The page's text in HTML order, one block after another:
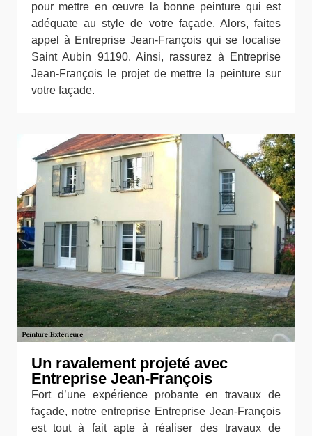
pour mettre en œuvre la bonne peinture qui est
adéquate au style de votre façade. Alors, faites
appel à Entreprise Jean-François qui se localise
Saint Aubin 91190. Ainsi, rassurez à Entreprise
Jean-François le projet de mettre la peinture sur
votre façade.
Un ravalement projeté avec
Entreprise Jean-François
Fort d’une expérience probante en travaux de
façade, notre entreprise Entreprise Jean-François
est tout à fait apte à réaliser des travaux de